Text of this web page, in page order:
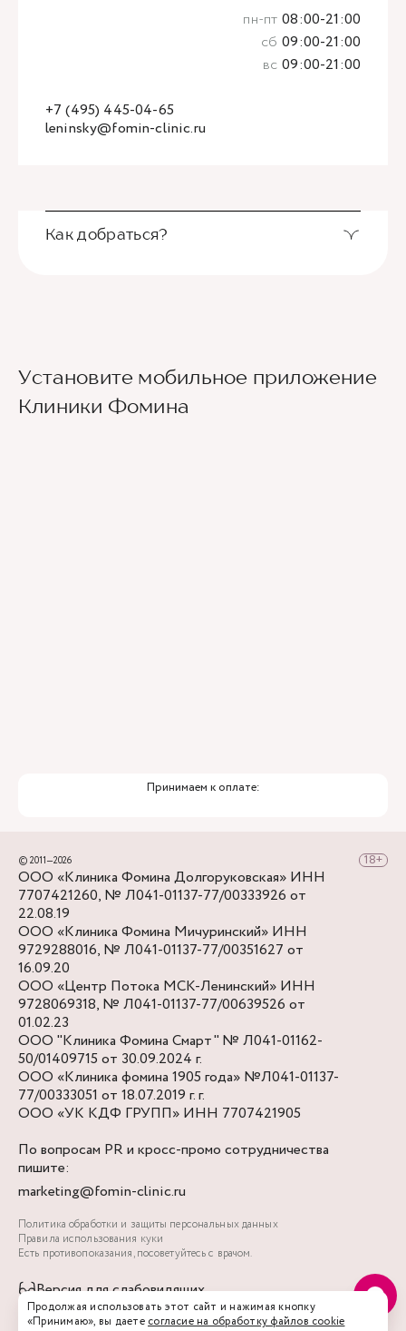
leninsky@fomin-clinic.ru
+7 (495) 445-04-65
пн-пт 08:00-21:00
сб 09:00-21:00
вс 09:00-21:00
Как добраться?
второй вестибюль, далее направо. По улице
Новаторов движемся прямо, спускаемся по
лестнице и идем вдоль школ (путь лежит между
Установите мобильное приложение
Клиники Фомина
Принимаем к оплате:
© 2011—2026
ООО «Клиника Фомина Долгоруковская» ИНН
7707421260, № Л041-01137-77/00333926 от
22.08.19
ООО «Клиника Фомина Мичуринский» ИНН
9729288016, № Л041-01137-77/00351627 от
16.09.20
ООО «Центр Потока МСК-Ленинский» ИНН
9728069318, № Л041-01137-77/00639526 от
01.02.23
ООО "Клиника Фомина Смарт" № Л041-01162-
50/01409715 от 30.09.2024 г.
ООО «Клиника фомина 1905 года» №Л041-01137-
77/00333051 от 18.07.2019 г. г.
ООО «УК КДФ ГРУПП» ИНН 7707421905
По вопросам PR и кросс-промо сотрудничества
пишите:
marketing@fomin-clinic.ru
Политика обработки и защиты персональных данных
Правила использования куки
Есть противопоказания, посоветуйтесь с врачом.
Версия для слабовидящих